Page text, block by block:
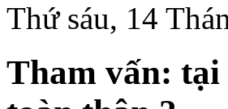
Thứ sáu, 14
Tham vấn: